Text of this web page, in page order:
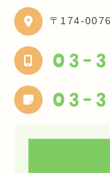
〒174-0076
03-
03-